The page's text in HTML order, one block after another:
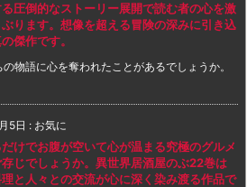
る圧倒的なストーリー展開で読む者の心を激
ぶります。想像を超える冒険の深みに引き込
傑作です。
物語に心を奪われたことがあるでしょうか。
5日 : お気に
けでお腹が空いて心が温まる究極のグルメ
じでしょうか。異世界居酒屋のぶ22巻は
と人々との交流が心に深く染み渡る作品で